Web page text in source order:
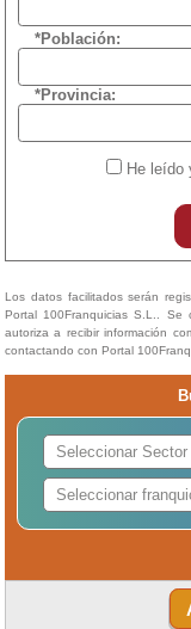
*Población:
*Provincia:
He leído
Los datos facilitados serán
Portal 100Franquicias S.L..
autoriza a recibir información
contactando con Portal